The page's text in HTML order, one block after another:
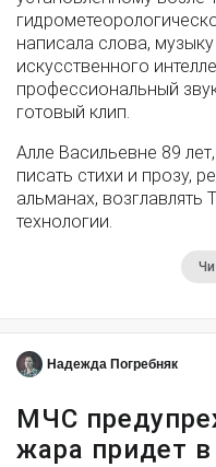
написала слова,
искусственного
профессиональный
готовый клип.
Алле Васильевне 89
писать стихи и прозу,
альманах,
технологии.
Надежда Погребняк
МЧС
жара придет